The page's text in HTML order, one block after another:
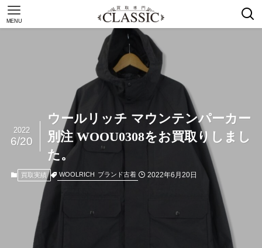
MENU
ウールリッチ マウンテンパーカー
別注 WOOU0308をお買取りしまし
た。
2022
6/20
買取実績 WOOLRICH ブランド古着 2022年6月20日